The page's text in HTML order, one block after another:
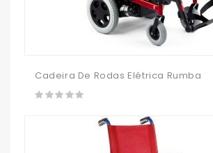
Cadeira De Rodas Elétrica Rumba